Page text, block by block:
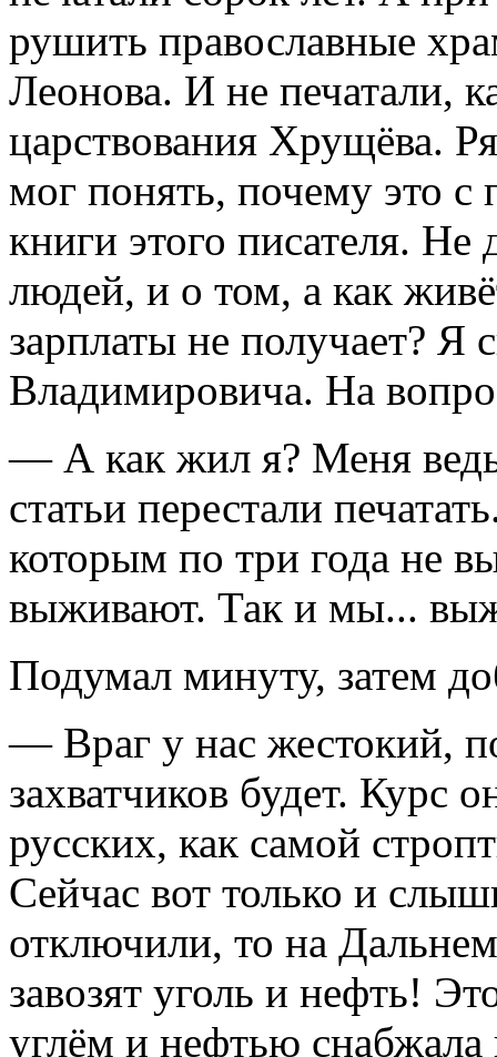
рушить православные
Леонова. И не печатали,
царствования Хрущёва.
мог понять, почему это с
книги этого писателя.
людей, и о том, а как
зарплаты не получает? Я
Владимировича. На
— А как жил я? Меня ведь
статьи перестали
которым по три года не
выживают. Так и мы...
Подумал минуту, затем
— Враг у нас жестокий,
захватчиков будет. Курс
русских, как самой
Сейчас вот только и
отключили, то на
завозят уголь и нефть!
углём и нефтью снабжала